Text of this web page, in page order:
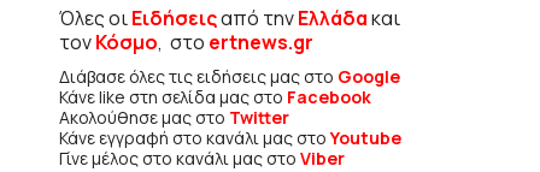
Όλες οιΕιδήσειςαπό τηνΕλλάδακαι
τονΚόσμο, στο ertnews.gr
Διάβασε όλες τις ειδήσεις μας στο Google
Κάνε like στη σελίδα μας στο Facebook
Ακολούθησε μας στο Twitter
Κάνε εγγραφή στο κανάλι μας στοYoutube
Γίνε μέλος στο κανάλι μας στο Viber